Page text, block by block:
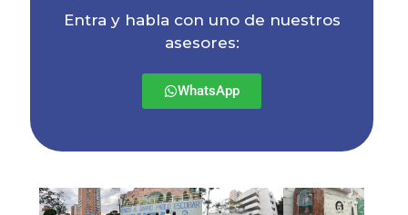
Entra y habla con uno de nuestros
asesores:
WhatsApp